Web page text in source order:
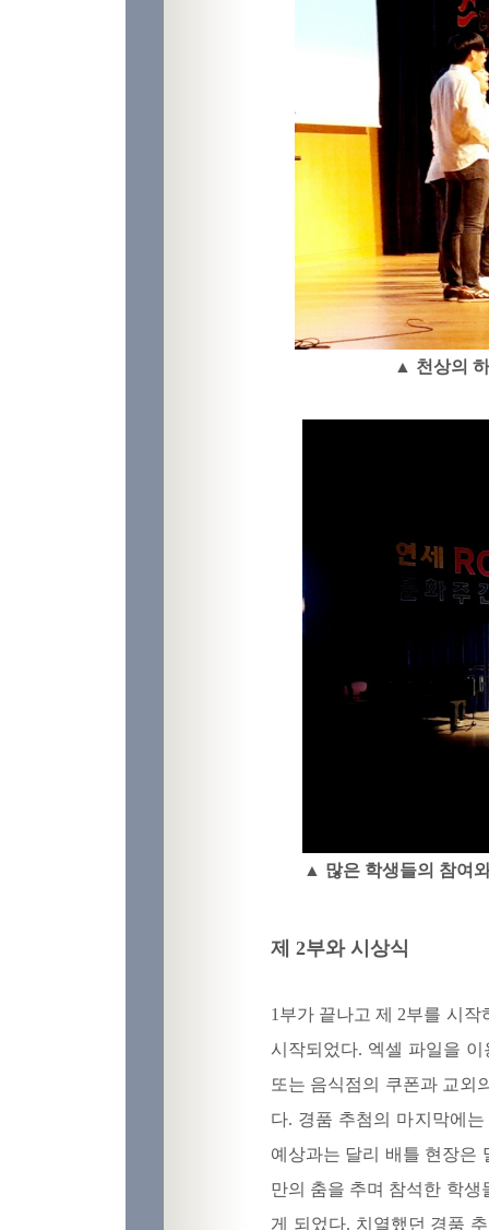
▲ 천상의
▲ 많은 학생들의 참여
제 2부와 시상식
1부가 끝나고 제 2부를 시
시작되었다. 엑셀 파일을
또는 음식점의 쿠폰과 교외
다. 경품 추첨의 마지막에
예상과는 달리 배틀 현장은
만의 춤을 추며 참석한 학
게 되었다. 치열했던 경품